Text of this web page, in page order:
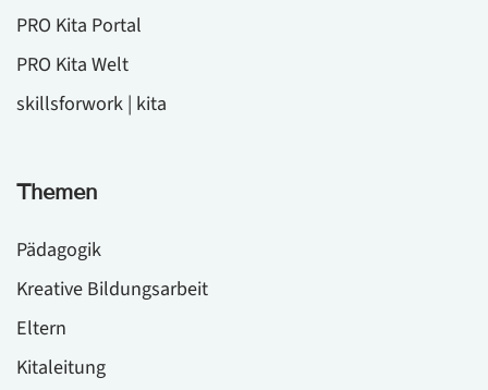
PRO Kita Portal
PRO Kita Welt
skillsforwork | kita
Themen
Pädagogik
Kreative Bildungsarbeit
Eltern
Kitaleitung